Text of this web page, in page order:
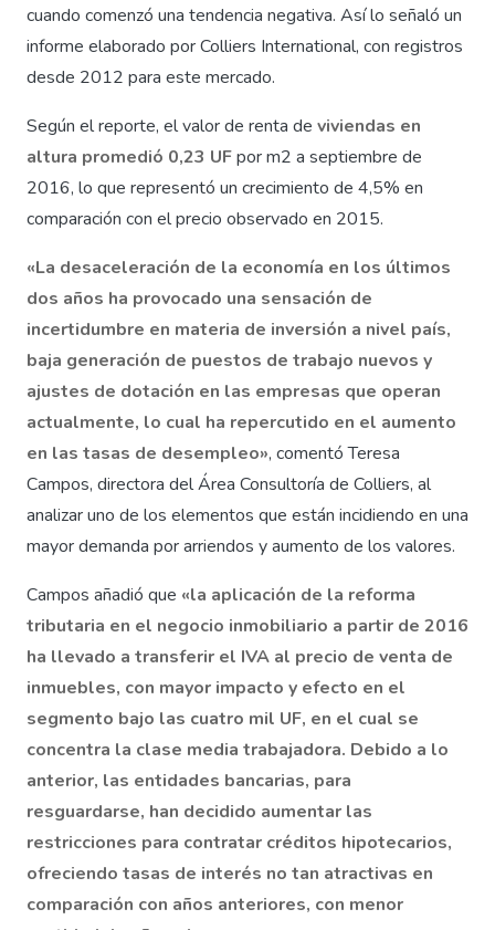
cuando comenzó una tendencia negativa. Así lo señaló un
informe elaborado por Colliers International, con registros
desde 2012 para este mercado.
Según el reporte, el valor de renta de viviendas en
altura promedió 0,23 UFpor m2 a septiembre de
2016, lo que representó un crecimiento de 4,5% en
comparación con el precio observado en 2015.
«La desaceleración de la economía en los últimos
dos años ha provocado una sensación de
incertidumbre en materia de inversión a nivel país,
baja generación de puestos de trabajo nuevos y
ajustes de dotación en las empresas que operan
actualmente, lo cual ha repercutido en el aumento
en las tasas de desempleo», comentó Teresa
Campos, directora del Área Consultoría de Colliers, al
analizar uno de los elementos que están incidiendo en una
mayor demanda por arriendos y aumento de los valores.
Campos añadió que «la aplicación de la reforma
tributaria en el negocio inmobiliario a partir de 2016
ha llevado a transferir el IVA al precio de venta de
inmuebles, con mayor impacto y efecto en el
segmento bajo las cuatro mil UF, en el cual se
concentra la clase media trabajadora. Debido a lo
anterior, las entidades bancarias, para
resguardarse, han decidido aumentar las
restricciones para contratar créditos hipotecarios,
ofreciendo tasas de interés no tan atractivas en
comparación con años anteriores, con menor